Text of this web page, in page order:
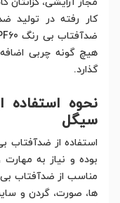
هیچ گونه چربی
گذارد.
سیگل
بوده و نیاز به
ها، صورت، گردن و